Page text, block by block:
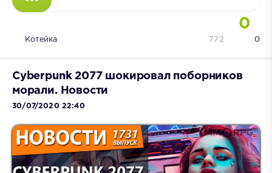
0
Котейка 0
772
Cyberpunk 2077 шокировал поборников
морали. Новости
30/07/2020 22:40